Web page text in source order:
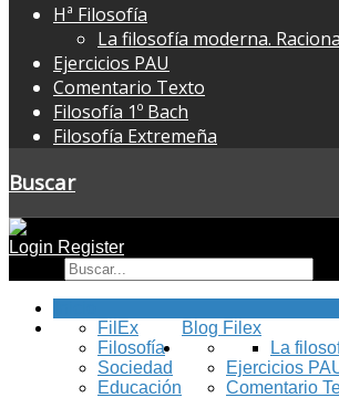
Hª Filosofía
La filosofía moderna.
Ejercicios PAU
Comentario Texto
Filosofía 1º Bach
Filosofía Extremeña
Buscar
Login Register
Blog Filex
FilEx
Filosofía
Sociedad
Educación
La
Ejercicios
Comentario